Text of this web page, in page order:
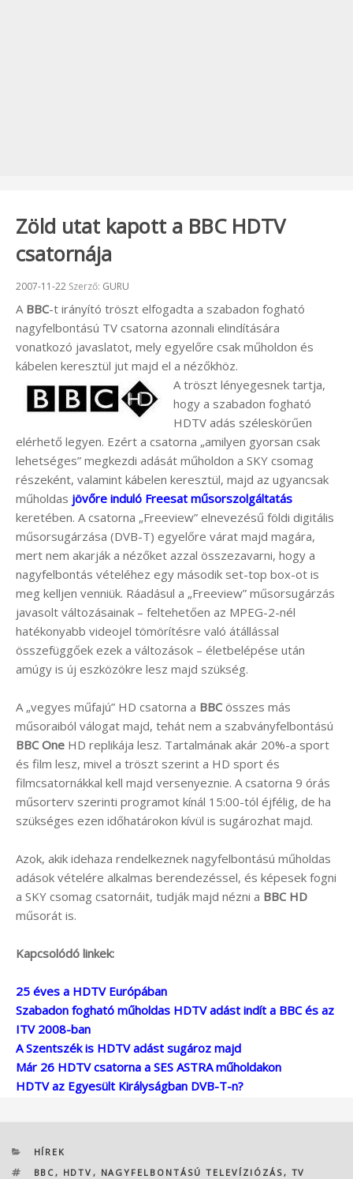
Zöld utat kapott a BBC HDTV
csatornája
Beküldve:
2007-11-22 Szerző: GURU
A BBC-t irányító tröszt elfogadta a szabadon fogható
nagyfelbontású TV csatorna azonnali elindítására
vonatkozó javaslatot, mely egyelőre csak műholdon és
kábelen keresztül jut majd el a nézőkhöz.
A tröszt lényegesnek tartja,
hogy a szabadon fogható
HDTV adás széleskörűen
elérhető legyen. Ezért a csatorna „amilyen gyorsan csak
lehetséges” megkezdi adását műholdon a SKY csomag
részeként, valamint kábelen keresztül, majd az ugyancsak
műholdas jövőre induló Freesat műsorszolgáltatás
keretében. A csatorna „Freeview” elnevezésű földi digitális
műsorsugárzása (DVB-T) egyelőre várat majd magára,
mert nem akarják a nézőket azzal összezavarni, hogy a
nagyfelbontás vételéhez egy második set-top box-ot is
meg kelljen venniük. Ráadásul a „Freeview” műsorsugárzás
javasolt változásainak – feltehetően az MPEG-2-nél
hatékonyabb videojel tömörítésre való átállással
összefüggőek ezek a változások – életbelépése után
amúgy is új eszközökre lesz majd szükség.
A „vegyes műfajú” HD csatorna a BBCösszes más
műsoraiból válogat majd, tehát nem a szabványfelbontású
BBC One HD replikája lesz. Tartalmának akár 20%-a sport
és film lesz, mivel a tröszt szerint a HD sport és
filmcsatornákkal kell majd versenyeznie. A csatorna 9 órás
műsorterv szerinti programot kínál 15:00-tól éjfélig, de ha
szükséges ezen időhatárokon kívül is sugározhat majd.
Azok, akik idehaza rendelkeznek nagyfelbontású műholdas
adások vételére alkalmas berendezéssel, és képesek fogni
a SKY csomag csatornáit, tudják majd nézni a BBC HD
műsorát is.
Kapcsolódó linkek:
25 éves a HDTV Európában
Szabadon fogható műholdas HDTV adást indít a BBC és az
ITV 2008-ban
A Szentszék is HDTV adást sugároz majd
Már 26 HDTV csatorna a SES ASTRA műholdakon
HDTV az Egyesült Királyságban DVB-T-n?
KATEGÓRIÁK
HÍREK
CÍMKÉK
BBC , HDTV , NAGYFELBONTÁSÚ TELEVÍZIÓZÁS , TV